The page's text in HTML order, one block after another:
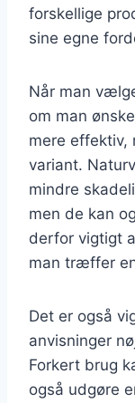
forskellige
sine egne
Når man
om man
mere effektiv,
variant.
mindre
men de kan
derfor vigtigt
man træffer
Det er også
anvisninger
Forkert brug
også udgøre